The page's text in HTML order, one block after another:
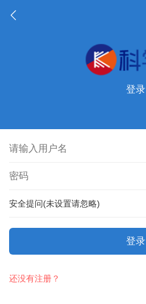
登录
安全提问(未设置请忽略)
登录
还没有注册？